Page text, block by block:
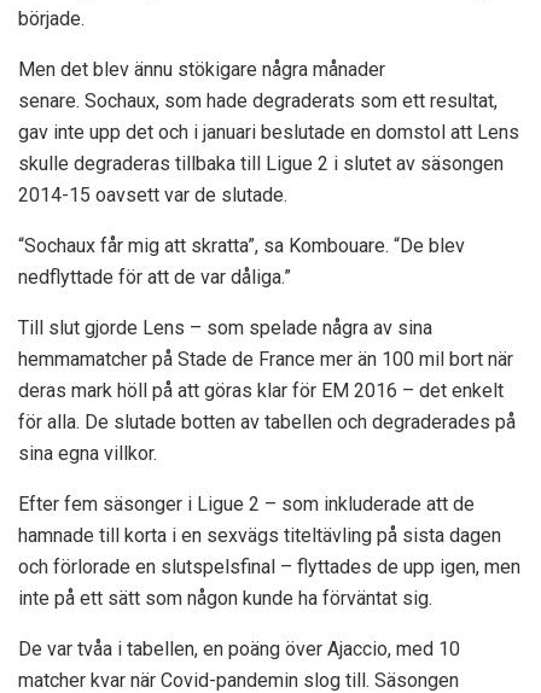
började.
Men det blev ännu stökigare några månader
senare. Sochaux, som hade degraderats som ett resultat,
gav inte upp det och i januari beslutade en domstol att Lens
skulle degraderas tillbaka till Ligue 2 i slutet av säsongen
2014-15 oavsett var de slutade.
“Sochaux får mig att skratta”, sa Kombouare. “De blev
nedflyttade för att de var dåliga.”
Till slut gjorde Lens – som spelade några av sina
hemmamatcher på Stade de France mer än 100 mil bort när
deras mark höll på att göras klar för EM 2016 – det enkelt
för alla. De slutade botten av tabellen och degraderades på
sina egna villkor.
Efter fem säsonger i Ligue 2 – som inkluderade att de
hamnade till korta i en sexvägs titeltävling på sista dagen
och förlorade en slutspelsfinal – flyttades de upp igen, men
inte på ett sätt som någon kunde ha förväntat sig.
De var tvåa i tabellen, en poäng över Ajaccio, med 10
matcher kvar när Covid-pandemin slog till. Säsongen